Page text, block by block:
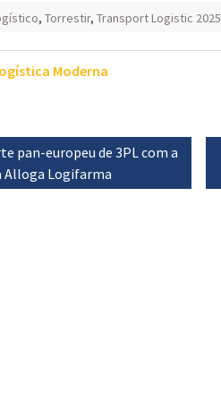
, Torrestir, Transport Logistic 2025
Moderna
pan-europeu de 3PL com a
Alloga Logifarma